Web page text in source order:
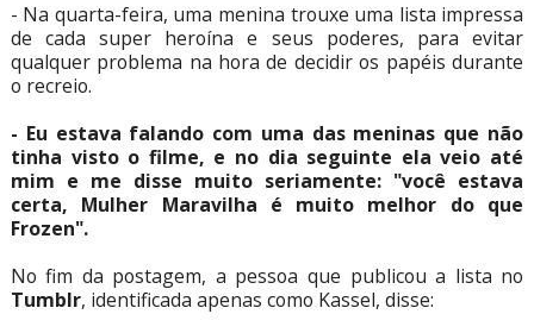
- Na quarta-feira, uma menina trouxe uma lista impressa
de cada super heroína e seus poderes, para evitar
qualquer problema na hora de decidir os papéis durante
o recreio.
- Eu estava falando com uma das meninas que não
tinha visto o filme, e no dia seguinte ela veio até
mim e me disse muito seriamente: "você estava
certa, Mulher Maravilha é muito melhor do que
Frozen".
No fim da postagem, a pessoa que publicou a lista no
Tumblr, identificada apenas como Kassel, disse: